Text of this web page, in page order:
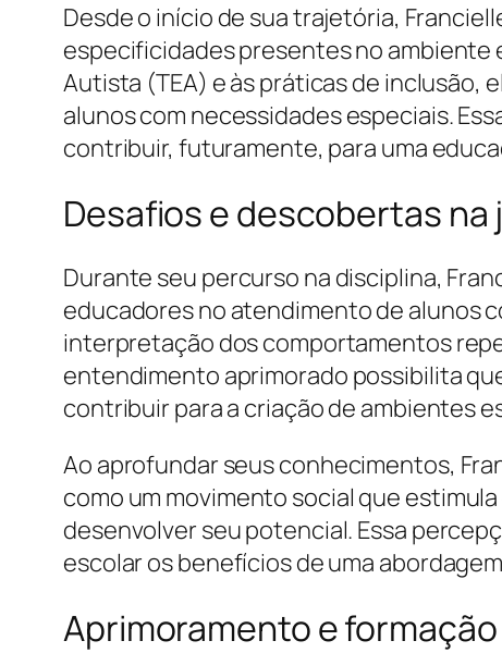
Desde o início de sua trajetória,
especificidades presentes no ambiente
Autista (TEA) e às práticas de inclusão,
alunos com necessidades especiais.
contribuir, futuramente, para uma
Desafios e descobertas
Durante seu percurso na disciplina,
educadores no atendimento de alunos
interpretação dos comportamentos
entendimento aprimorado possibilita
contribuir para a criação de ambientes
Ao aprofundar seus conhecimentos,
como um movimento social que
desenvolver seu potencial. Essa
escolar os benefícios de uma
Aprimoramento e